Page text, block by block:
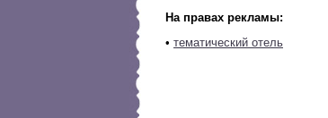
На правах рекламы:
• тематический отель